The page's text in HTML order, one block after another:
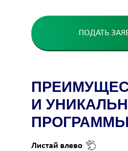
ПОДАТЬ
И
ПРОГРАММЫ
Листай влево